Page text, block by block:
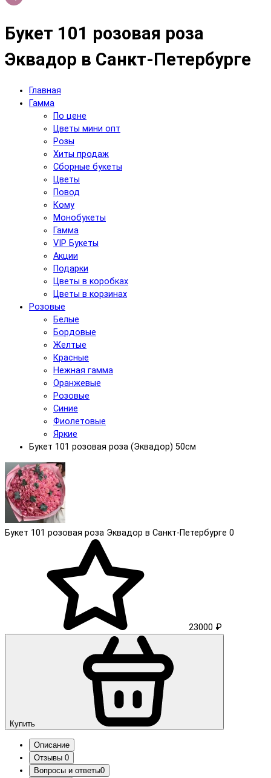
Букет 101 розовая роза
Эквадор в Санкт-Петербурге
Главная
Гамма
По цене
Цветы мини опт
Розы
Хиты продаж
Сборные букеты
Цветы
Повод
Кому
Монобукеты
Гамма
VIP Букеты
Акции
Подарки
Цветы в коробках
Цветы в корзинах
Розовые
Белые
Бордовые
Желтые
Красные
Нежная гамма
Оранжевые
Розовые
Синие
Фиолетовые
Яркие
Букет 101 розовая роза (Эквадор) 50см
Букет 101 розовая роза Эквадор в Санкт-Петербурге 0
23000 ₽
Купить
Описание
Отзывы 0
Вопросы и ответы0